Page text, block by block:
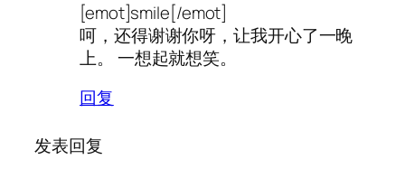
[emot]smile[/emot]
呵，还得谢谢你呀，让我开心了一晚
上。 一想起就想笑。
回复
发表回复